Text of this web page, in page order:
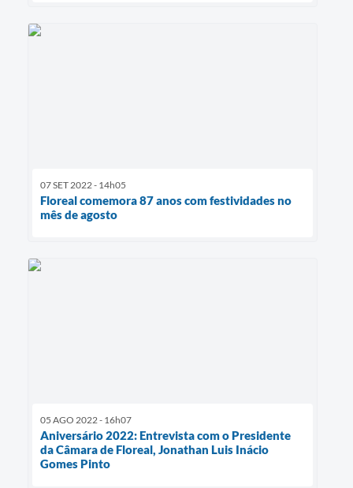
07 SET 2022 - 14h05
Floreal comemora 87 anos com festividades no
mês de agosto
05 AGO 2022 - 16h07
Aniversário 2022: Entrevista com o Presidente
da Câmara de Floreal, Jonathan Luis Inácio
Gomes Pinto